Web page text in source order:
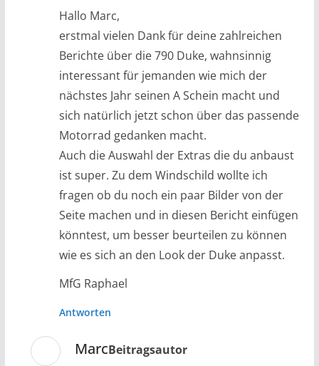
Hallo Marc,
erstmal vielen Dank für deine zahlreichen
Berichte über die 790 Duke, wahnsinnig
interessant für jemanden wie mich der
nächstes Jahr seinen A Schein macht und
sich natürlich jetzt schon über das passende
Motorrad gedanken macht.
Auch die Auswahl der Extras die du anbaust
ist super. Zu dem Windschild wollte ich
fragen ob du noch ein paar Bilder von der
Seite machen und in diesen Bericht einfügen
könntest, um besser beurteilen zu können
wie es sich an den Look der Duke anpasst.
MfG Raphael
Antworten
MarcBeitragsautor